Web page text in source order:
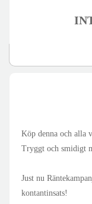
Köp denna och alla
Tryggt och smidigt
Just nu
kontantinsats!